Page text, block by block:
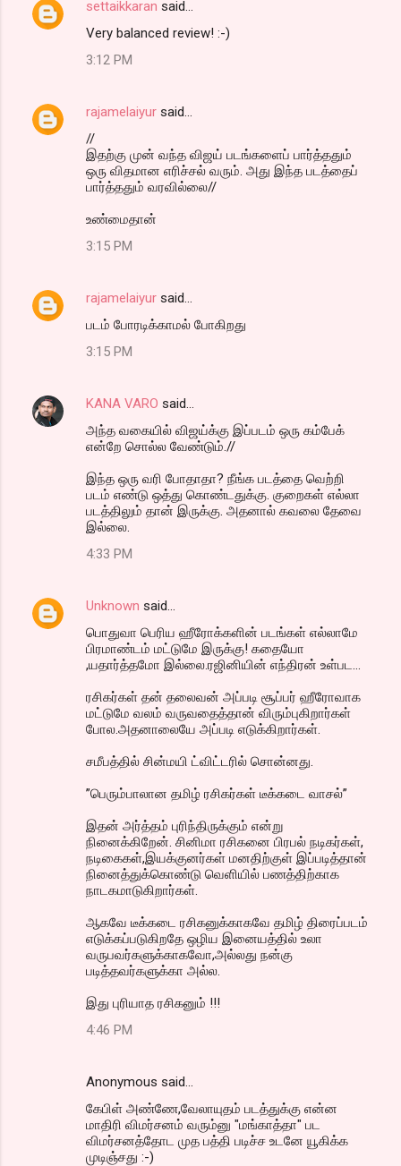
settaikkaran said…
Very balanced review! :-)
3:12 PM
rajamelaiyur said…
//
இதற்கு முன் வந்த விஜய் படங்களைப் பார்த்ததும்
ஒரு விதமான எரிச்சல் வரும். அது இந்த படத்தைப்
பார்த்ததும் வரவில்லை//
உண்மைதான்
3:15 PM
rajamelaiyur said…
படம் போரடிக்காமல் போகிறது
3:15 PM
KANA VARO said…
அந்த வகையில் விஜய்க்கு இப்படம் ஒரு கம்பேக்
என்றே சொல்ல வேண்டும்.//
இந்த ஒரு வரி போதாதா? நீங்க படத்தை வெற்றி
படம் எண்டு ஒத்து கொண்டதுக்கு. குறைகள் எல்லா
படத்திலும் தான் இருக்கு. அதனால் கவலை தேவை
இல்லை.
4:33 PM
Unknown said…
பொதுவா பெரிய ஹீரோக்களின் படங்கள் எல்லாமே
பிரமாண்டம் மட்டுமே இருக்கு! கதையோ
,யதார்த்தமோ இல்லை.ரஜினியின் எந்திரன் உள்பட...
ரசிகர்கள் தன் தலைவன் அப்படி சூப்பர் ஹீரோவாக
மட்டுமே வலம் வருவதைத்தான் விரும்புகிறார்கள்
போல.அதனாலையே அப்படி எடுக்கிறார்கள்.
சமீபத்தில் சின்மயி ட்விட்டரில் சொன்னது.
”பெரும்பாலான தமிழ் ரசிகர்கள் டீக்கடை வாசல்”
இதன் அர்த்தம் புரிந்திருக்கும் என்று
நினைக்கிறேன். சினிமா ரசிகனை பிரபல் நடிகர்கள்,
நடிகைகள்,இயக்குனர்கள் மனதிற்குள் இப்படித்தான்
நினைத்துக்கொண்டு வெளியில் பணத்திற்காக
நாடகமாடுகிறார்கள்.
ஆகவே டீக்கடை ரசிகனுக்காகவே தமிழ் திரைப்படம்
எடுக்கப்படுகிறதே ஒழிய இனையத்தில் உலா
வருபவர்களுக்காகவோ,அல்லது நன்கு
படித்தவர்களுக்கா அல்ல.
இது புரியாத ரசிகனும் !!!
4:46 PM
Anonymous said…
கேபிள் அண்ணே,வேலாயுதம் படத்துக்கு என்ன
மாதிரி விமர்சனம் வரும்னு "மங்காத்தா" பட
விமர்சனத்தோட முத பத்தி படிச்ச உடனே யூகிக்க
முடிஞ்சது :-)